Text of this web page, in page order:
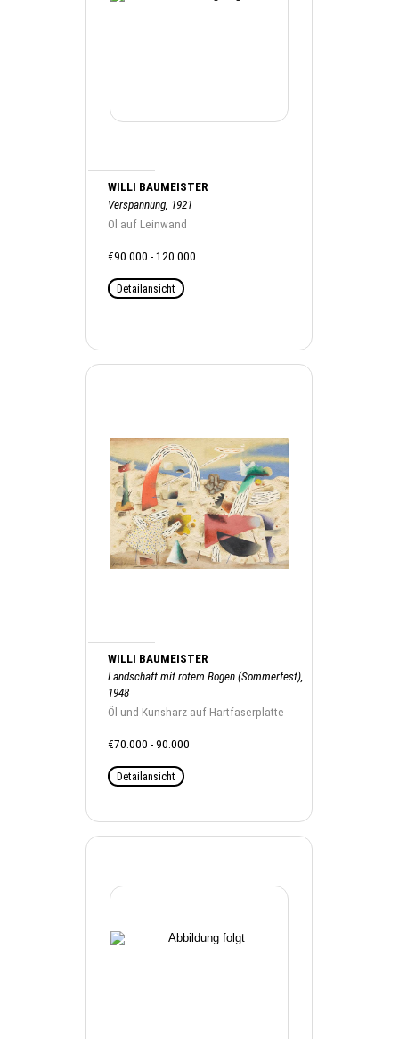
WILLI BAUMEISTER
Verspannung, 1921
Öl auf Leinwand
€90.000 - 120.000
Detailansicht
WILLI BAUMEISTER
Landschaft mit rotem Bogen (Sommerfest),
1948
Öl und Kunsharz auf Hartfaserplatte
€70.000 - 90.000
Detailansicht